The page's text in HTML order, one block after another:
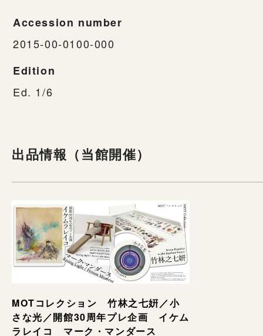
Accession number
2015-00-0100-000
Edition
Ed. 1/6
出品情報（当館開催）
MOTコレクション 竹林之七姸／小
さな光／開館30周年プレ企画 イケム
ラレイコ マーク・マンダース